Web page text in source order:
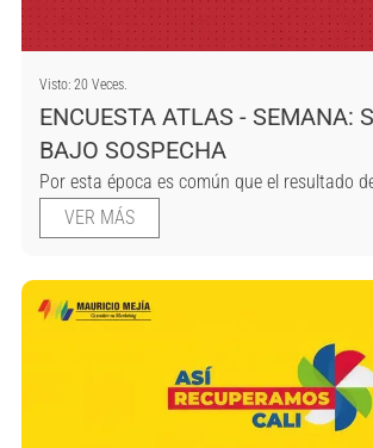
Visto: 20 Veces.
ENCUESTA ATLAS - SEMANA:
BAJO SOSPECHA
Por esta época es común que el resultado
VER MÁS